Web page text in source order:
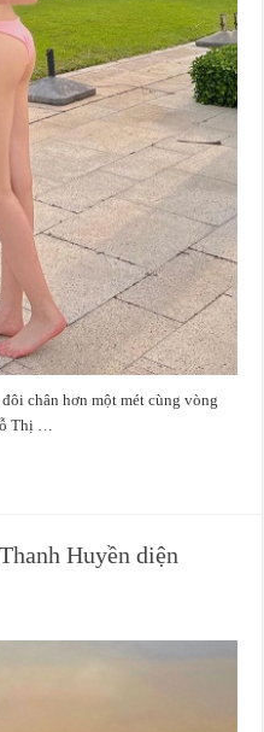
chân hơn một mét cùng vòng
Thị …
Huyền diện